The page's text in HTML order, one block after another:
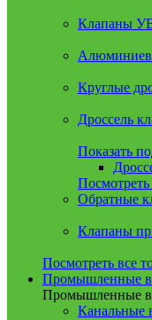
Клапаны
Круглые
Дроссель
Показать
Обратные
Клапаны
Посмотреть все
Промышленные
Промышленные
Канальные